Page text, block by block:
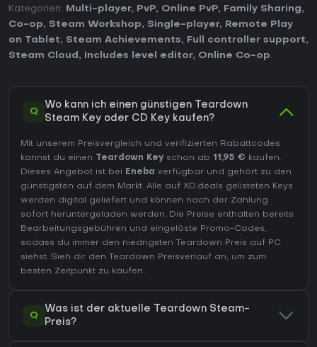
Kategorien: Multi-player, PvP, Online PvP, Family Sharing,
Co-op, Steam Workshop, Single-player,
Remote Play
on Tablet, Steam Achievements, Full controller support,
Steam Cloud , Includes level editor, Online Co-op.
Q
Wo kann ich einen günstigen Teardown
Steam Key oder CD Key kaufen?
Mit unserem Preisvergleich und verifizierten Rabattcodes
kannst du einen
Teardown Key schon ab 11,95 € kaufen.
Dieses Angebot ist bei Eneba verfügbar und gehört zu den
günstigsten auf dem Markt. Alle auf XD.deals gelisteten Keys
werden digital geliefert und können nach der Zahlung
sofort heruntergeladen werden. Die Preise enthalten bereits
Bearbeitungsgebühren und eingelöste Promo-Codes,
sodass du immer den niedrigsten Teardown Preis auf PC
siehst. Sieh dir den
Teardown Preisverlauf an, um zum
besten Zeitpunkt zu kaufen.
Q
Was ist der aktuelle Teardown Steam-
Preis?